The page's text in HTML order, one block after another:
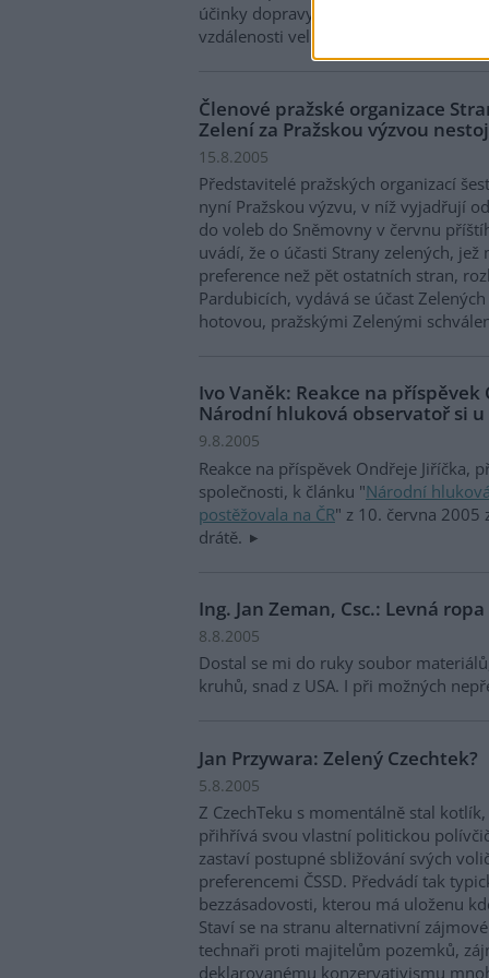
účinky dopravy a trasy dálnic
vzdálenosti velká města.
Členové pražské organizace
Zelení za Pražskou výzvou
15.8.2005
Představitelé pražských organizací
nyní Pražskou výzvu, v níž vyjadřují
do voleb do Sněmovny v červnu
uvádí, že o účasti Strany zelených,
preference než pět ostatních stran,
Pardubicích, vydává se účast
hotovou, pražskými Zelenými
Ivo Vaněk: Reakce na
Národní hluková observatoř si u
9.8.2005
Reakce na příspěvek Ondřeje Jiříčka,
společnosti, k článku "Národní
postěžovala na ČR" z 10. června 2005
drátě.
Ing. Jan Zeman, Csc.: Levná
8.8.2005
Dostal se mi do ruky soubor
kruhů, snad z USA. I při možných
Jan Przywara: Zelený Czechtek?
5.8.2005
Z CzechTeku s momentálně stal
přihřívá svou vlastní politickou
zastaví postupné sbližování svých
preferencemi ČSSD. Předvádí tak
bezzásadovosti, kterou má uloženu
Staví se na stranu alternativní
technaři proti majitelům pozemků,
deklarovanému konzervativismu